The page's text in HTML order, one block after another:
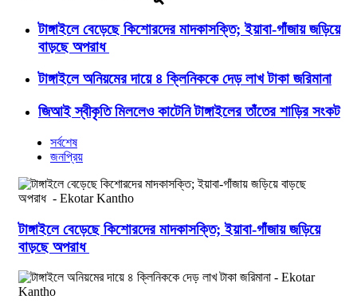
টাঙ্গাইলে বেড়েছে কিশোরদের মাদকাসক্তি; ইয়াবা-গাঁজায় জড়িয়ে
বাড়ছে অপরাধ
টাঙ্গাইলে অনিয়মের দায়ে ৪ ক্লিনিককে দেড় লাখ টাকা জরিমানা
জিআই স্বীকৃতি মিললেও কাটেনি টাঙ্গাইলের তাঁতের শাড়ির সংকট
সর্বশেষ
জনপ্রিয়
টাঙ্গাইলে বেড়েছে কিশোরদের মাদকাসক্তি; ইয়াবা-গাঁজায় জড়িয়ে
বাড়ছে অপরাধ